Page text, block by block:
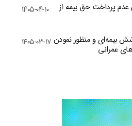
پرداخت حق بیمه از
۱۴۰۵-۰۴-۱۰
بیمه‌ای و منظور نمودن
عمرانی
۱۴۰۵-۰۳-۱۷